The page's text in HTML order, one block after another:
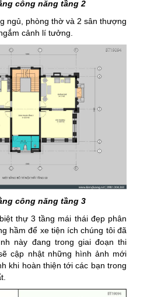
công năng tầng 2
ngủ, phòng thờ và 2 sân thượng
cảnh lí tưởng.
công năng tầng 3
thự 3 tầng mái thái đẹpphân
hầm để xe tiện ích chúng tôi đã
này đang trong giai đoạn thi
cập nhật những hình ảnh mới
khi hoàn thiện tới các bạn trong